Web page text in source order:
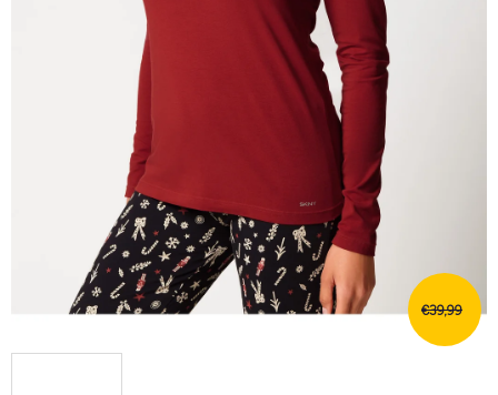
€39,99